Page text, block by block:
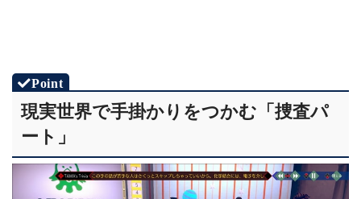
現実世界で手掛かりをつかむ「捜査パ
ート」